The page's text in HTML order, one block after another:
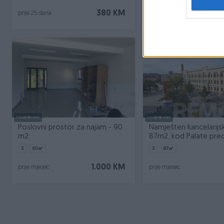
380 KM
prije 25 dana
Iznajmljivanje
Poslovni prostor za najam - 90
m2
3 90㎡
1.000 KM
prije mjesec
Iznajmljivanje
Namješten
87m2, kod Palate
3 87㎡
prije mjesec